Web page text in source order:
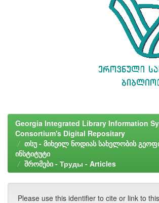
Georgia Integrated Library Information
Consortium's Digital Repositary
თსუ - მიხეილ ნოდიას სახელობის
ინსტიტუტი
შრომები - Труды - Articles
Please use this identifier to cite or link to